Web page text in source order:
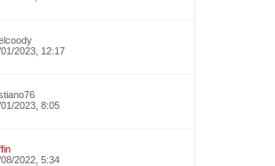
2023, 12:17
2023, 8:05
2022, 5:34